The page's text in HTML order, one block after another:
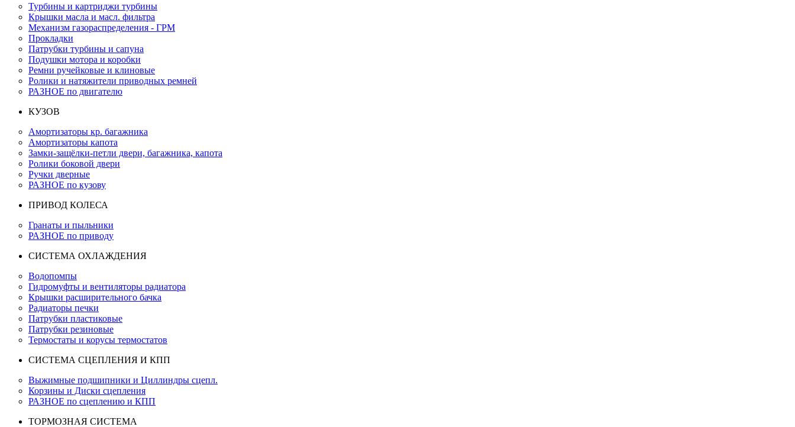
Турбины и картриджи турбины
Крышки масла и масл. фильтра
Механизм газораспределения - ГРМ
Прокладки
Патрубки турбины и сапуна
Подушки мотора и коробки
Ремни ручейковые и клиновые
Ролики и натяжители приводных ремней
РАЗНОЕ по двигателю
КУЗОВ
Амортизаторы кр. багажника
Амортизаторы капота
Замки-защёлки-петли двери, багажника, капота
Ролики боковой двери
Ручки дверные
РАЗНОЕ по кузову
ПРИВОД КОЛЕСА
Гранаты и пыльники
РАЗНОЕ по приводу
СИСТЕМА ОХЛАЖДЕНИЯ
Водопомпы
Гидромуфты и вентиляторы радиатора
Крышки расширительного бачка
Радиаторы печки
Патрубки пластиковые
Патрубки резиновые
Термостаты и корусы термостатов
СИСТЕМА СЦЕПЛЕНИЯ И КПП
Выжимные подшипники и Циллиндры сцепл.
Корзины и Диски сцепления
РАЗНОЕ по сцеплению и КПП
ТОРМОЗНАЯ СИСТЕМА